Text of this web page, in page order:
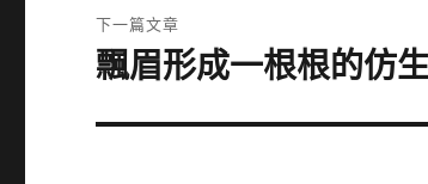
文
章:
下一篇文章
下
篇
飄眉形成一根根的仿